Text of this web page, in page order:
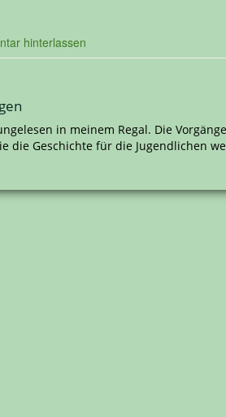
hinterlassen
in meinem Regal. Die
die Geschichte für die Jugendlichen